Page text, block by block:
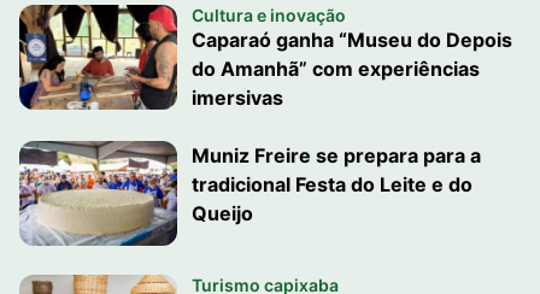
Cultura e inovação
Caparaó ganha “Museu do Depois
do Amanhã” com experiências
imersivas
Muniz Freire se prepara para a
tradicional Festa do Leite e do
Queijo
Turismo capixaba